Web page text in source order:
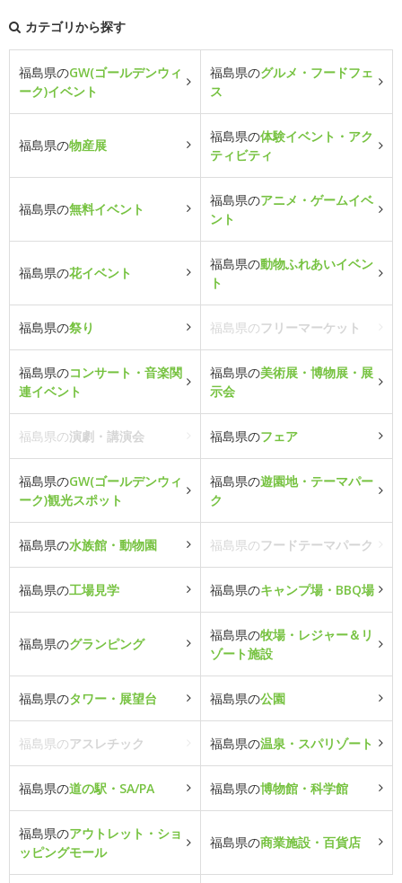
カテゴリから探す
福島県のGW(ゴールデンウィ
ーク)イベント
福島県のグルメ・フードフェ
ス
福島県の物産展
福島県の体験イベント・アク
ティビティ
福島県の無料イベント
福島県のアニメ・ゲームイベ
ント
福島県の花イベント
福島県の動物ふれあいイベン
ト
福島県の祭り 福島県のフリーマーケット
福島県のコンサート・音楽関
連イベント
福島県の美術展・博物展・展
示会
福島県の演劇・講演会 福島県のフェア
福島県のGW(ゴールデンウィ
ーク)観光スポット
福島県の遊園地・テーマパー
ク
福島県の水族館・動物園 福島県のフードテーマパーク
福島県の工場見学 福島県のキャンプ場・BBQ場
福島県のグランピング
福島県の牧場・レジャー＆リ
ゾート施設
福島県のタワー・展望台 福島県の公園
福島県のアスレチック 福島県の温泉・スパリゾート
福島県の道の駅・SA/PA 福島県の博物館・科学館
福島県のアウトレット・ショ
ッピングモール
福島県の商業施設・百貨店